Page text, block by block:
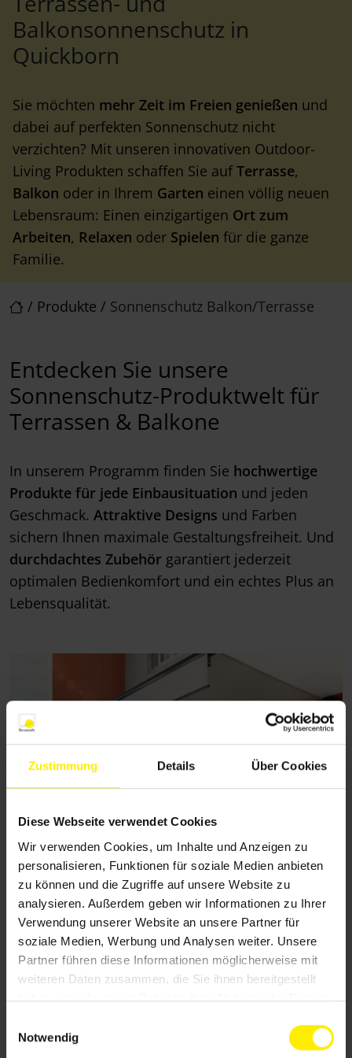
Zustimmung Details Über Cookies
Diese Webseite verwendet Cookies
Wir verwenden Cookies, um Inhalte und Anzeigen zu
personalisieren, Funktionen für soziale Medien anbieten
zu können und die Zugriffe auf unsere Website zu
analysieren. Außerdem geben wir Informationen zu Ihrer
Verwendung unserer Website an unsere Partner für
soziale Medien, Werbung und Analysen weiter. Unsere
Partner führen diese Informationen möglicherweise mit
weiteren Daten zusammen, die Sie ihnen bereitgestellt
haben oder die sie im Rahmen Ihrer Nutzung der Dienste
Notwendig
/ Produkte / Sonnenschutz Balkon/Terrasse
Balkonsonnenschutz in
Quickborn
Sie möchten mehr Zeit im Freien genießen und
dabei auf perfekten Sonnenschutz nicht
verzichten? Mit unseren innovativen Outdoor-
Living Produkten schaffen Sie aufTerrasse,
Balkon oder in Ihrem Garten einen völlig neuen
Lebensraum: Einen einzigartigen Ort zum
Arbeiten, Relaxen oder Spielen für die ganze
Familie.
Entdecken Sie unsere
Sonnenschutz-Produktwelt für
Terrassen & Balkone
In unserem Programm finden Sie hochwertige
Produkte für jede Einbausituation und jeden
Geschmack. Attraktive Designs und Farben
sichern Ihnen maximale Gestaltungsfreiheit. Und
durchdachtes Zubehör garantiert jederzeit
optimalen Bedienkomfort und ein echtes Plus an
Lebensqualität.
Markisen